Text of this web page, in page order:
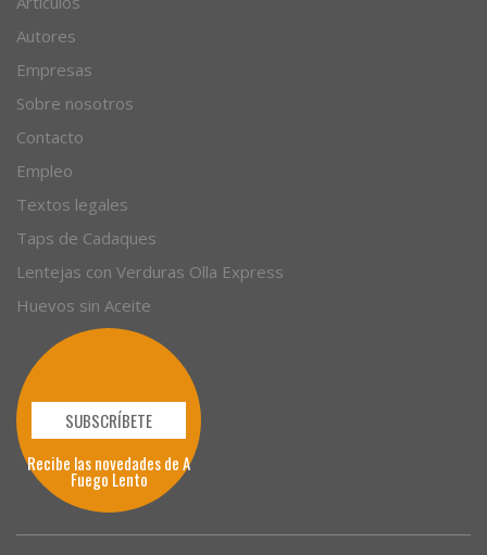
Autores
Empresas
Sobre nosotros
Contacto
Empleo
Textos legales
Taps de Cadaques
Lentejas con Verduras Olla Express
Huevos sin Aceite
SUBSCRÍBETE
Recibe las novedades de A
Fuego Lento